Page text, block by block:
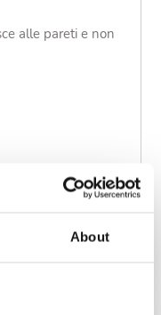
About
alle pareti e non